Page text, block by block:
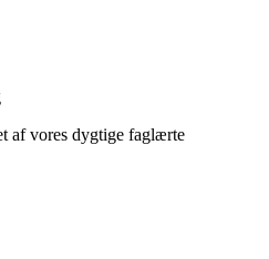
af vores dygtige faglærte